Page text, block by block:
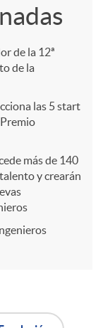
de la 12ª
de la
las 5 start
más de 140
y crearán